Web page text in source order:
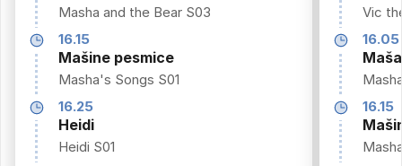
Masha and the Bear S03
16.15
Mašine pesmice
Masha's Songs S01
16.25
Heidi
Heidi S01
Vic
16.05
16.15